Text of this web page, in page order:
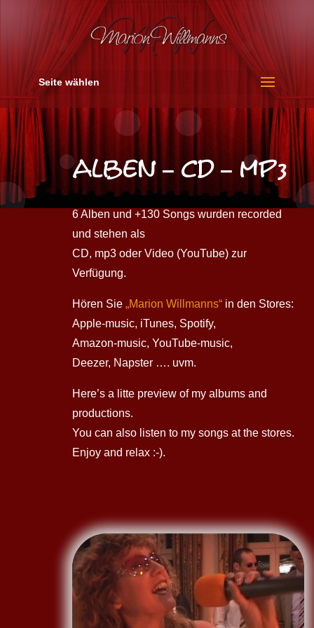
Seite wählen
Alben – cd – mp3
6 Alben und +130 Songs wurden recorded
und stehen als
CD, mp3 oder Video (YouTube) zur
Verfügung.
Hören Sie „Marion Willmanns“ in den Stores:
Apple-music, iTunes, Spotify,
Amazon-music, YouTube-music,
Deezer, Napster …. uvm.
Here’s a litte preview of my albums and
productions.
You can also listen to my songs at the stores.
Enjoy and relax :-).